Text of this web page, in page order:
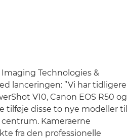
Technologies &
lanceringen: ”Vi har tidligere
V10, Canon EOS R50 og
tilføje disse to nye modeller til
Kameraerne
fra den professionelle